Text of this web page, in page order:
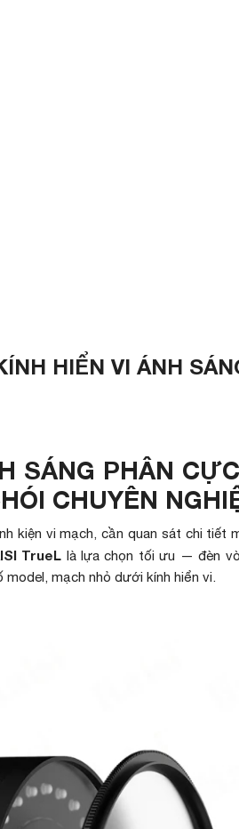
HIỂN VI ÁNH
SÁNG PHÂN
CHUYÊN
kiện vi mạch, cần quan sát chi tiết
True L là lựa chọn tối ưu — đèn
mạch nhỏ dưới kính hiển vi.